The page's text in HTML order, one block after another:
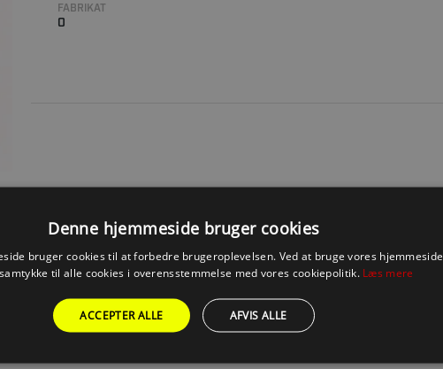
FABRIKAT
0
LADER & VANDTÆT DUAL USB POWER
FABRIKAT
0
Denne hjemmeside bruger cookies
bruger cookies til at forbedre brugeroplevelsen. Ved at bruge vores hjemmeside
til alle cookies i overensstemmelse med vores cookiepolitik. Læs mere
ACCEPTER ALLE AFVIS ALLE